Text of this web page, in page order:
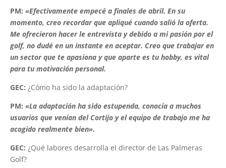
PM: «Efectivamente empecé a finales de abril. En su
momento, creo recordar que apliqué cuando salió la oferta.
Me ofrecieron hacer le entrevista y debido a mi pasión por el
golf, no dudé en un instante en aceptar. Creo que trabajar en
un sector que te apasiona y que aparte es tu hobby, es vital
para tu motivación personal.
GEC: ¿Cómo ha sido la adaptación?
PM: «La adaptación ha sido estupenda, conocía a muchos
usuarios que venían del Cortijo y el equipo de trabajo me ha
acogido realmente bien».
GEC: ¿Qué labores desarrolla el director de Las Palmeras
Golf?